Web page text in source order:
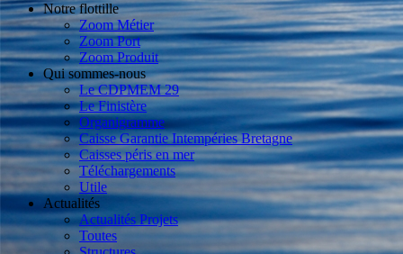
Notre flottille
Zoom Métier
Zoom Port
Zoom Produit
Qui sommes-nous
Le CDPMEM 29
Le Finistère
Organigramme
Caisse Garantie Intempéries Bretagne
Caisses péris en mer
Téléchargements
Utile
Actualités
Actualités Projets
Toutes